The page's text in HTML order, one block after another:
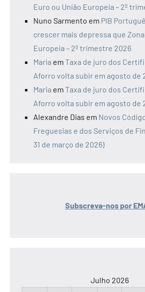
Euro ou União Europeia – 2º
Nuno Sarmento em PIB
crescer mais depressa que
Europeia – 2º trimestre 2026
Maria em Taxa de juro dos
Aforro volta subir em agosto de
Maria em Taxa de juro dos
Aforro volta subir em agosto de
Alexandre Dias em Novos
Freguesias e dos Serviços de
31 de março de 2026)
Subscreva-nos por
Julho 2026